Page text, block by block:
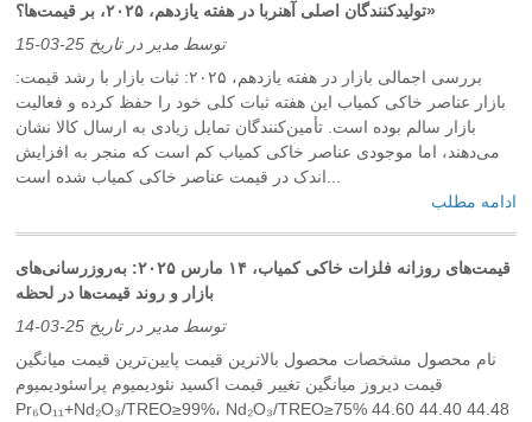
تولیدکنندگان اصلی آهنربا در هفته یازدهم، ۲۰۲۵، بر قیمت‌ها؟»
توسط مدیر در تاریخ 25-03-15
بررسی اجمالی بازار در هفته یازدهم، ۲۰۲۵: ثبات بازار با رشد قیمت:
بازار عناصر خاکی کمیاب این هفته ثبات کلی خود را حفظ کرده و فعالیت
بازار سالم بوده است. تأمین‌کنندگان تمایل زیادی به ارسال کالا نشان
می‌دهند، اما موجودی عناصر خاکی کمیاب کم است که منجر به افزایش
ادامه مطلب
قیمت‌های روزانه فلزات خاکی کمیاب، ۱۴ مارس ۲۰۲۵: به‌روزرسانی‌های
بازار و روند قیمت‌ها در لحظه
توسط مدیر در تاریخ 25-03-14
نام محصول مشخصات محصول بالاترین قیمت پایین‌ترین قیمت میانگین
قیمت دیروز میانگین تغییر قیمت اکسید نئودیمیوم پراسئودیمیوم
Pr₆O₁₁+Nd₂O₃/TREO≥99%، Nd₂O₃/TREO≥75% 44.60 44.40 44.48